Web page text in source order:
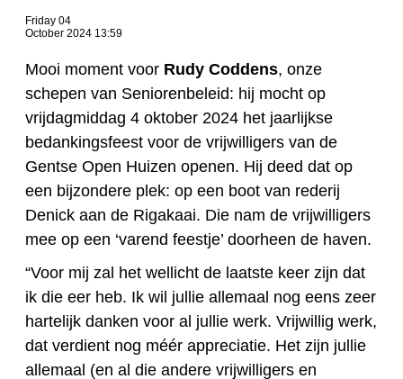
Friday 04
October 2024 13:59
Mooi moment voor Rudy Coddens, onze
schepen van Seniorenbeleid: hij mocht op
vrijdagmiddag 4 oktober 2024 het jaarlijkse
bedankingsfeest voor de vrijwilligers van de
Gentse Open Huizen openen. Hij deed dat op
een bijzondere plek: op een boot van rederij
Denick aan de Rigakaai. Die nam de vrijwilligers
mee op een ‘varend feestje’ doorheen de haven.
“Voor mij zal het wellicht de laatste keer zijn dat
ik die eer heb. Ik wil jullie allemaal nog eens zeer
hartelijk danken voor al jullie werk. Vrijwillig werk,
dat verdient nog méér appreciatie. Het zijn jullie
allemaal (en al die andere vrijwilligers en